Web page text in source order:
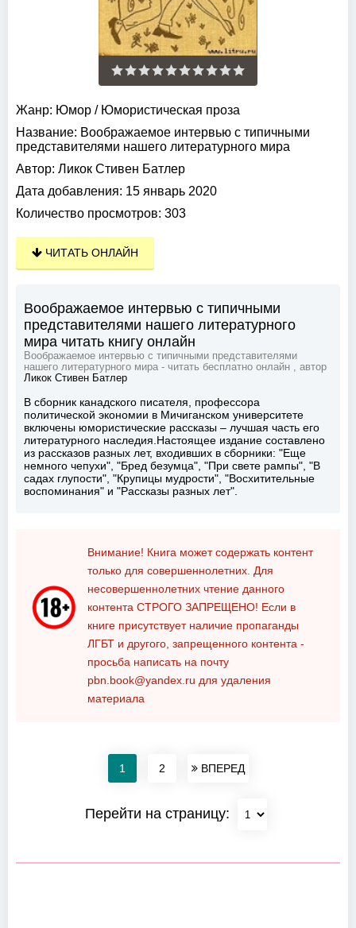
Жанр: Юмор / Юмористическая проза
Название: Воображаемое интервью с типичными
представителями нашего литературного мира
Автор: Ликок Стивен Батлер
Дата добавления: 15 январь 2020
Количество просмотров: 303
ЧИТАТЬ ОНЛАЙН
Воображаемое интервью с типичными
представителями нашего литературного
мира читать книгу онлайн
Воображаемое интервью с типичными представителями
нашего литературного мира - читать бесплатно онлайн , автор
Ликок Стивен Батлер
В сборник канадского писателя, профессора
политической экономии в Мичиганском университете
включены юмористические рассказы – лучшая часть его
литературного наследия.Настоящее издание составлено
из рассказов разных лет, входивших в сборники: "Еще
немного чепухи", "Бред безумца", "При свете рампы", "В
садах глупости", "Крупицы мудрости", "Восхитительные
воспоминания" и "Рассказы разных лет".
Внимание! Книга может содержать контент
только для совершеннолетних. Для
несовершеннолетних чтение данного
контента СТРОГО ЗАПРЕЩЕНО! Если в
книге присутствует наличие пропаганды
ЛГБТ и другого, запрещенного контента -
просьба написать на почту
pbn.book@yandex.ru для удаления
материала
1 2 ВПЕРЕД
Перейти на страницу: